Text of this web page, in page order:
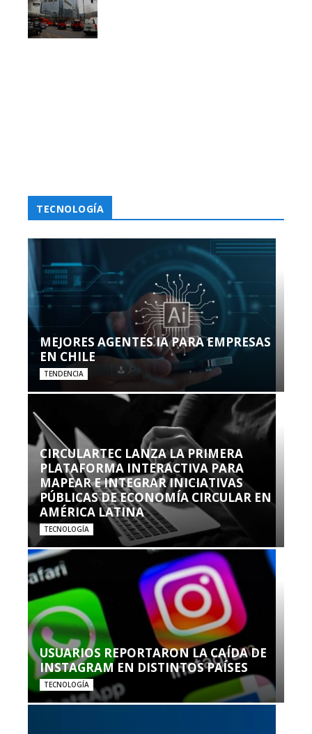
TECNOLOGÍA
MEJORES AGENTES IA PARA EMPRESAS
EN CHILE
TENDENCIA
CIRCULARTEC LANZA LA PRIMERA
PLATAFORMA INTERACTIVA PARA
MAPEAR E INTEGRAR INICIATIVAS
PÚBLICAS DE ECONOMÍA CIRCULAR EN
AMÉRICA LATINA
TECNOLOGÍA
USUARIOS REPORTARON LA CAÍDA DE
INSTAGRAM EN DISTINTOS PAÍSES
TECNOLOGÍA